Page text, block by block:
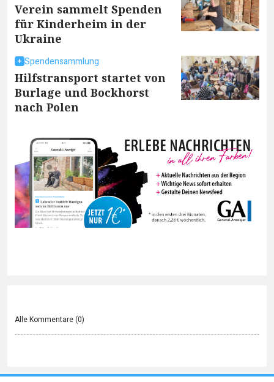
Verein sammelt Spenden
für Kinderheim in der
Ukraine
Spendensammlung
Hilfstransport startet von
Burlage und Bockhorst
nach Polen
Alle Kommentare (0)